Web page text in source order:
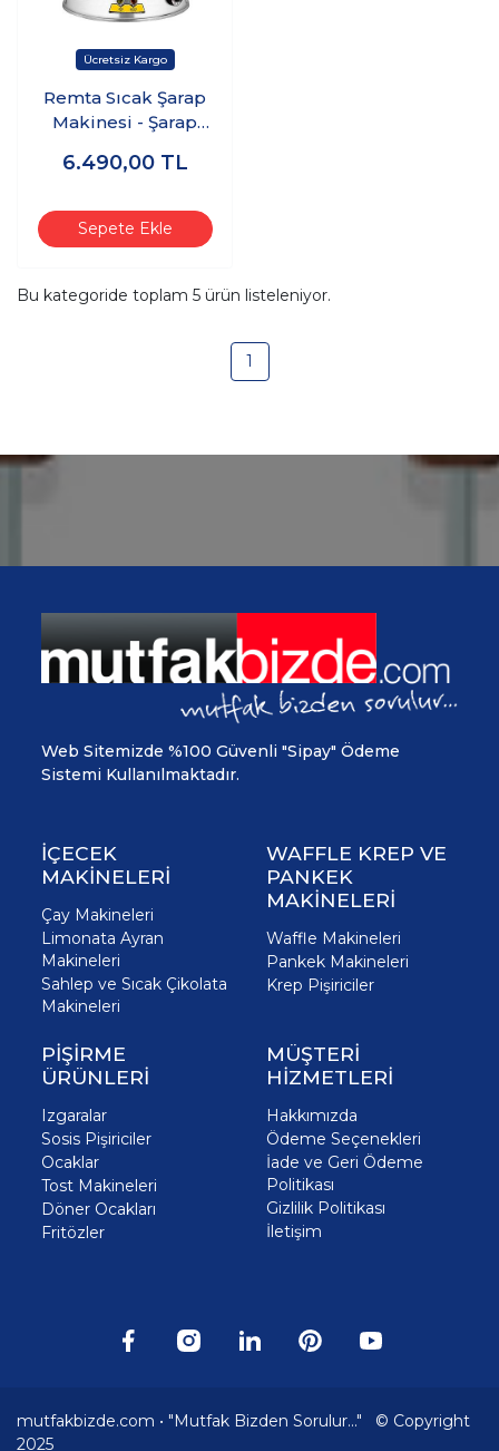
Remta Sıcak Şarap
Makinesi - Şarap
6.490,00 TL
Sepete Ekle
Bu kategoride toplam 5 ürün listeleniyor.
1
Web Sitemizde %100 Güvenli "Sipay" Ödeme
Sistemi Kullanılmaktadır.
İÇECEK
MAKİNELERİ
Çay Makineleri
Limonata Ayran
Makineleri
Sahlep ve Sıcak Çikolata
Makineleri
WAFFLE KREP VE
PANKEK
MAKİNELERİ
Waffle Makineleri
Pankek Makineleri
Krep Pişiriciler
PİŞİRME
ÜRÜNLERİ
Izgaralar
Sosis Pişiriciler
Ocaklar
Tost Makineleri
Döner Ocakları
Fritözler
MÜŞTERİ
HİZMETLERİ
Hakkımızda
Ödeme Seçenekleri
İade ve Geri Ödeme
Politikası
Gizlilik Politikası
İletişim
mutfakbizde.com • "Mutfak Bizden Sorulur..." © Copyright
2025